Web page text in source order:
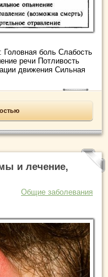
Головная боль Слабость
речи Потливость
движения Сильная
и лечение,
Общие заболевания